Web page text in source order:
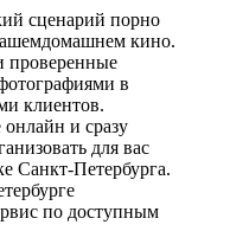
сценарий порно
кино.
проверенные
в
клиентов.
онлайн и сразу
для вас
Санкт-Петербурга.
по доступным